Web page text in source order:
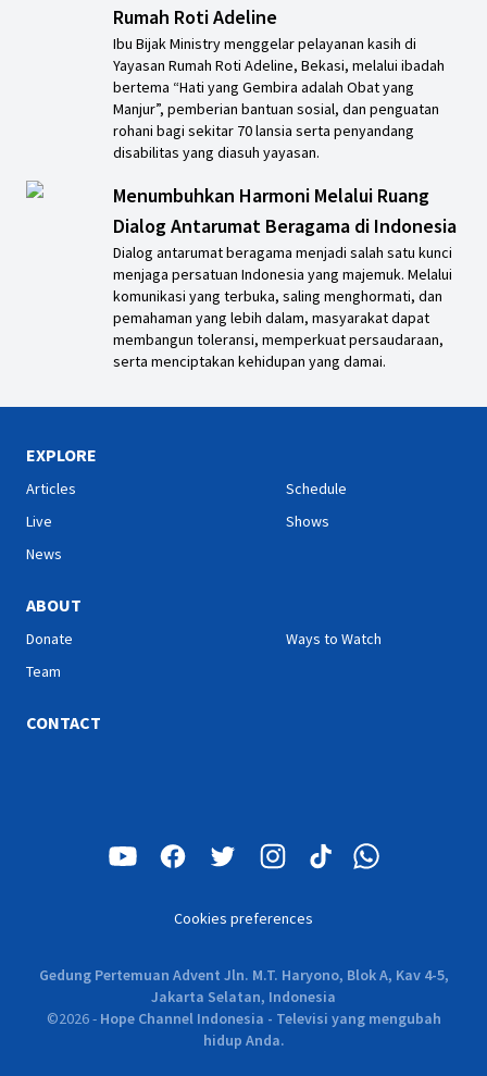
Rumah Roti Adeline
Ibu Bijak Ministry menggelar pelayanan kasih di
Yayasan Rumah Roti Adeline, Bekasi, melalui ibadah
bertema “Hati yang Gembira adalah Obat yang
Manjur”, pemberian bantuan sosial, dan penguatan
rohani bagi sekitar 70 lansia serta penyandang
disabilitas yang diasuh yayasan.
Menumbuhkan Harmoni Melalui Ruang
Dialog Antarumat Beragama di Indonesia
Dialog antarumat beragama menjadi salah satu kunci
menjaga persatuan Indonesia yang majemuk. Melalui
komunikasi yang terbuka, saling menghormati, dan
pemahaman yang lebih dalam, masyarakat dapat
membangun toleransi, memperkuat persaudaraan,
serta menciptakan kehidupan yang damai.
EXPLORE
Articles
Live
News
Schedule
Shows
ABOUT
Donate
Team
Ways to Watch
CONTACT
Cookies preferences
Gedung Pertemuan Advent Jln. M.T. Haryono, Blok A, Kav 4-5,
Jakarta Selatan, Indonesia
©2026- Hope Channel Indonesia - Televisi yang mengubah
hidup Anda.